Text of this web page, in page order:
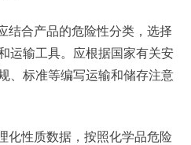
结合产品的危险性分类，选择
运输工具。应根据国家有关安
、标准等编写运输和储存注意
化性质数据，按照化学品危险